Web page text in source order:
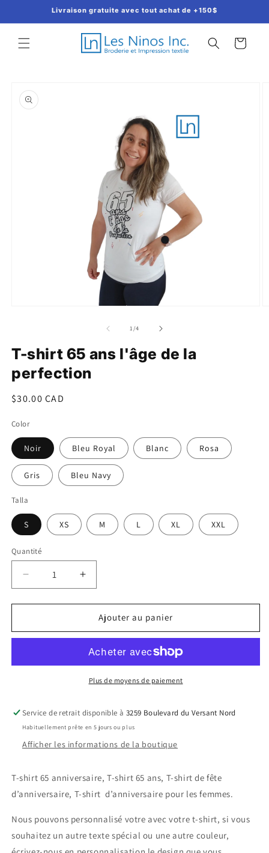
au
Livraison gratuite avec tout achat de +150$
Panier
informations
produits
une
modale
1/de
4
T-shirt 65 ans l'âge de la
perfection
Prix
$30.00 CAD
Color
Noir Bleu Royal Blanc Rosa
Gris Bleu Navy
Talla
S XS M L XL XXL
Quantité
Réduire
la
quantité
T-
ans
perfection
Augmenter
la
quantité
T-
65
ans
l&#39;âge
perfection
Ajouter au panier
Plus de moyens de paiement
Service de retrait disponible à 3259 Boulevard du Versant Nord
Habituellement prête en 5 jours ou plus
Afficher les informations de la boutique
T-shirt 65 anniversaire, T-shirt 65 ans, T-shirt de fête
d’anniversaire, T-shirt d’anniversaire pour les femmes.
Nous pouvons personnalisé votre avec votre t-shirt, si vous
souhaitez un autre texte spécial ou une autre couleur,